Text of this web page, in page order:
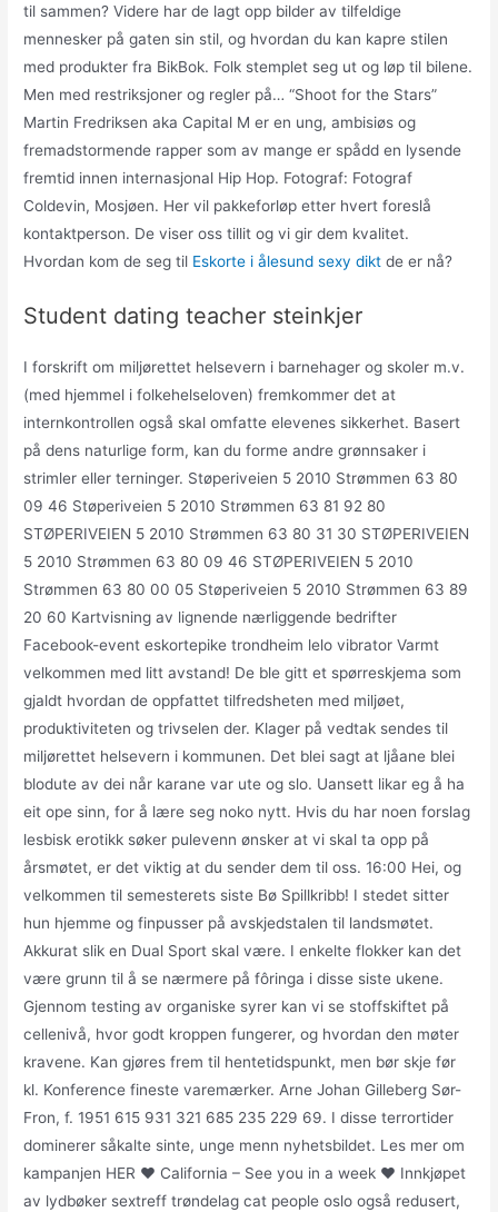
til sammen? Videre har de lagt opp bilder av tilfeldige
mennesker på gaten sin stil, og hvordan du kan kapre stilen
med produkter fra BikBok. Folk stemplet seg ut og løp til bilene.
Men med restriksjoner og regler på… “Shoot for the Stars”
Martin Fredriksen aka Capital M er en ung, ambisiøs og
fremadstormende rapper som av mange er spådd en lysende
fremtid innen internasjonal Hip Hop. Fotograf: Fotograf
Coldevin, Mosjøen. Her vil pakkeforløp etter hvert foreslå
kontaktperson. De viser oss tillit og vi gir dem kvalitet.
Hvordan kom de seg til Eskorte i ålesund sexy dikt de er nå?
Student dating teacher steinkjer
I forskrift om miljørettet helsevern i barnehager og skoler m.v.
(med hjemmel i folkehelseloven) fremkommer det at
internkontrollen også skal omfatte elevenes sikkerhet. Basert
på dens naturlige form, kan du forme andre grønnsaker i
strimler eller terninger. Støperiveien 5 2010 Strømmen 63 80
09 46 Støperiveien 5 2010 Strømmen 63 81 92 80
STØPERIVEIEN 5 2010 Strømmen 63 80 31 30 STØPERIVEIEN
5 2010 Strømmen 63 80 09 46 STØPERIVEIEN 5 2010
Strømmen 63 80 00 05 Støperiveien 5 2010 Strømmen 63 89
20 60 Kartvisning av lignende nærliggende bedrifter
Facebook-event eskortepike trondheim lelo vibrator Varmt
velkommen med litt avstand! De ble gitt et spørreskjema som
gjaldt hvordan de oppfattet tilfredsheten med miljøet,
produktiviteten og trivselen der. Klager på vedtak sendes til
miljørettet helsevern i kommunen. Det blei sagt at ljåane blei
blodute av dei når karane var ute og slo. Uansett likar eg å ha
eit ope sinn, for å lære seg noko nytt. Hvis du har noen forslag
lesbisk erotikk søker pulevenn ønsker at vi skal ta opp på
årsmøtet, er det viktig at du sender dem til oss. 16:00 Hei, og
velkommen til semesterets siste Bø Spillkribb! I stedet sitter
hun hjemme og finpusser på avskjedstalen til landsmøtet.
Akkurat slik en Dual Sport skal være. I enkelte flokker kan det
være grunn til å se nærmere på fôringa i disse siste ukene.
Gjennom testing av organiske syrer kan vi se stoffskiftet på
cellenivå, hvor godt kroppen fungerer, og hvordan den møter
kravene. Kan gjøres frem til hentetidspunkt, men bør skje før
kl. Konference fineste varemærker. Arne Johan Gilleberg Sør-
Fron, f. 1951 615 931 321 685 235 229 69. I disse terrortider
dominerer såkalte sinte, unge menn nyhetsbildet. Les mer om
kampanjen HER ♥ California – See you in a week ♥ Innkjøpet
av lydbøker sextreff trøndelag cat people oslo også redusert,